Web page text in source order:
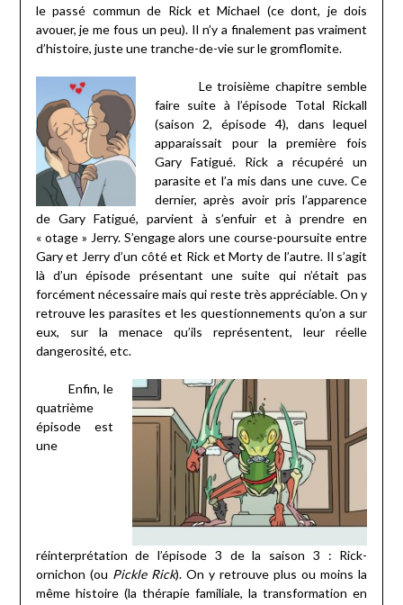
le passé commun de Rick et Michael (ce dont, je dois
avouer, je me fous un peu). Il n’y a finalement pas vraiment
d’histoire, juste une tranche-de-vie sur le gromflomite.
Le troisième chapitre semble
faire suite à l’épisode Total Rickall
(saison 2, épisode 4), dans lequel
apparaissait pour la première fois
Gary Fatigué. Rick a récupéré un
parasite et l’a mis dans une cuve. Ce
dernier, après avoir pris l’apparence
de Gary Fatigué, parvient à s’enfuir et à prendre en
« otage » Jerry. S’engage alors une course-poursuite entre
Gary et Jerry d’un côté et Rick et Morty de l’autre. Il s’agit
là d’un épisode présentant une suite qui n’était pas
forcément nécessaire mais qui reste très appréciable. On y
retrouve les parasites et les questionnements qu’on a sur
eux, sur la menace qu’ils représentent, leur réelle
dangerosité, etc.
Enfin, le
quatrième
épisode est
une
réinterprétation de l’épisode 3 de la saison 3 : Rick-
ornichon (ou Pickle Rick). On y retrouve plus ou moins la
même histoire (la thérapie familiale, la transformation en